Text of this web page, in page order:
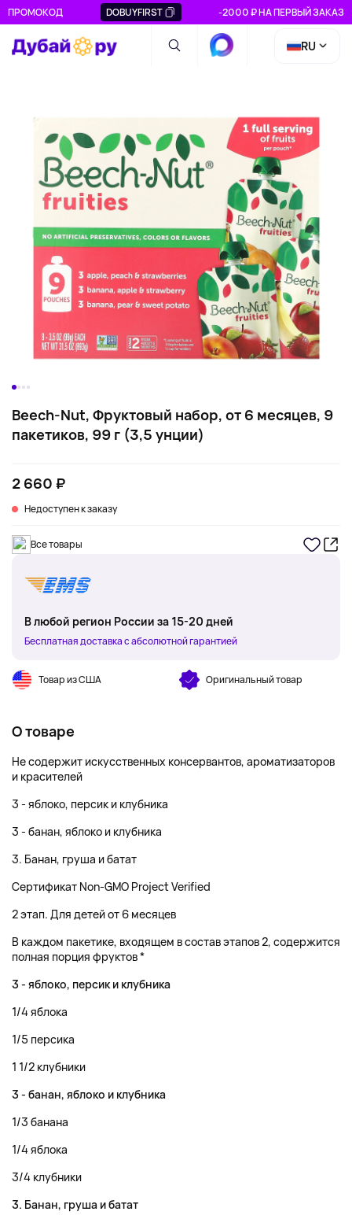
ПРОМОКОД DOBUYFIRST -2000 ₽ НА ПЕРВЫЙ ЗАКАЗ
RU
Beech-Nut, Фруктовый набор, от 6 месяцев, 9
пакетиков, 99 г (3,5 унции)
2 660 ₽
Недоступен к заказу
Все товары
В любой регион России за 15-20 дней
Бесплатная доставка с абсолютной гарантией
Товар из США Оригинальный товар
О товаре
Не содержит искусственных консервантов, ароматизаторов
и красителей
3 - яблоко, персик и клубника
3 - банан, яблоко и клубника
3. Банан, груша и батат
Сертификат Non-GMO Project Verified
2 этап. Для детей от 6 месяцев
В каждом пакетике, входящем в состав этапов 2, содержится
полная порция фруктов *
3 - яблоко, персик и клубника
1/4 яблока
1/5 персика
1 1/2 клубники
3 - банан, яблоко и клубника
1/3 банана
1/4 яблока
3/4 клубники
3. Банан, груша и батат